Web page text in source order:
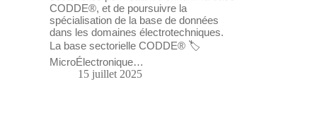
CODDE®, et de poursuivre la
spécialisation de la base de données
dans les domaines électrotechniques.
La base sectorielle CODDE® 🏷️
MicroÉlectronique…
15 juillet 2025